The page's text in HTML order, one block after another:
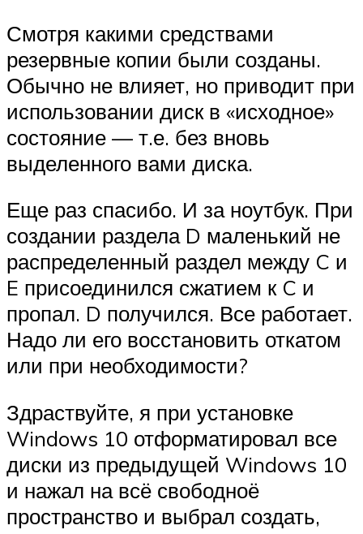
Смотря какими средствами
резервные копии были созданы.
Обычно не влияет, но приводит при
использовании диск в «исходное»
состояние — т.е. без вновь
выделенного вами диска.
Еще раз спасибо. И за ноутбук. При
создании раздела D маленький не
распределенный раздел между C и
E присоединился сжатием к C и
пропал. D получился. Все работает.
Надо ли его восстановить откатом
или при необходимости?
Здраствуйте, я при установке
Windows 10 отформатировал все
диски из предыдущей Windows 10
и нажал на всё свободноё
пространство и выбрал создать,